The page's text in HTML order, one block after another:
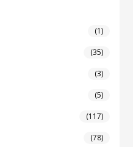
(1)
(35)
(3)
(5)
(117)
(78)